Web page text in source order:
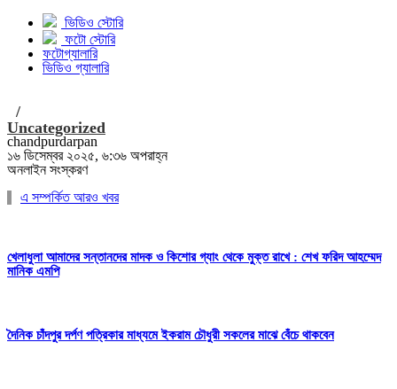
ভিডিও স্টোরি
ফটো স্টোরি
ফটোগ্যালারি
ভিডিও গ্যালারি
/
Uncategorized
chandpurdarpan
১৬ ডিসেম্বর ২০২৫, ৬:৩৬ অপরাহ্ন
অনলাইন সংস্করণ
এ সম্পর্কিত আরও খবর
খেলাধুলা আমাদের সন্তানদের মাদক ও কিশোর গ্যাং থেকে মুক্ত রাখে : শেখ ফরিদ আহম্মেদ
মানিক এমপি
দৈনিক চাঁদপুর দর্পণ পত্রিকার মাধ্যমে ইকরাম চৌধুরী সকলের মাঝে বেঁচে থাকবেন